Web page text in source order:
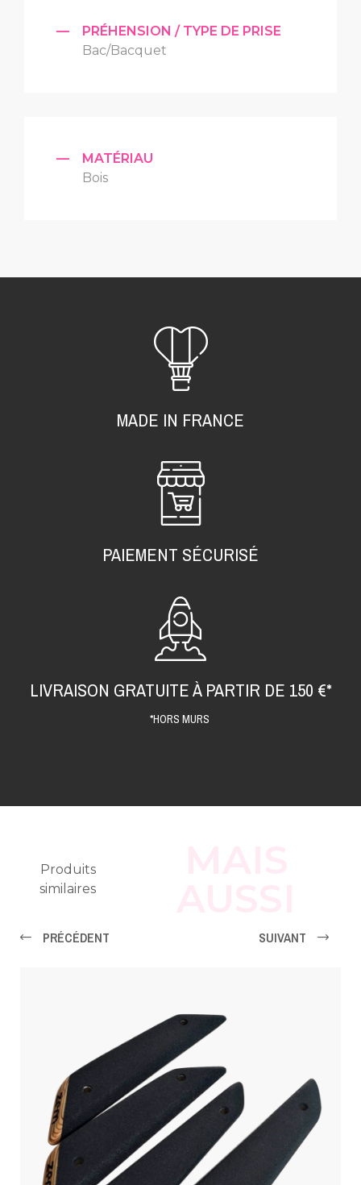
—
PRÉHENSION / TYPE DE PRISE
Bac/Bacquet
—
MATÉRIAU
Bois
MADE IN FRANCE
PAIEMENT SÉCURISÉ
LIVRAISON GRATUITE À PARTIR DE 150 €*
*HORS MURS
Produits
similaires
PRÉCÉDENT SUIVANT